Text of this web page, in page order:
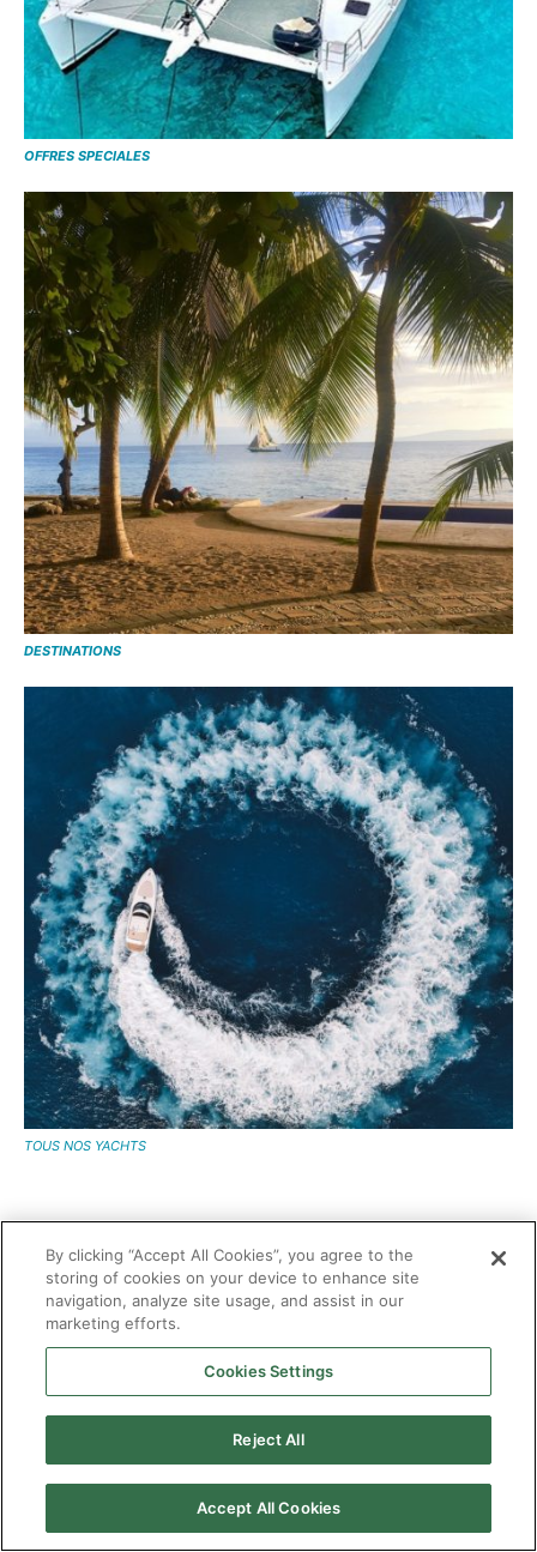
OFFRES SPECIALES
DESTINATIONS
TOUS NOS YACHTS
Combien coûte la location d’un yacht pour une semaine ?
D’environ 50 000 dollars pour un 65 pieds à quelques millions
par semaine pour un mégayacht.
La location d’un yacht de luxe pour une fête peut coûter aussi
peu que quelques milliers de dollars pour un petit bateau et
jusqu’à environ 80 000 dollars par jour pour un mégayacht
By clicking “Accept All Cookies”, you agree to the
storing of cookies on your device to enhance site
navigation, analyze site usage, and assist in our
marketing efforts.
Cookies Settings
Reject All
Accept All Cookies